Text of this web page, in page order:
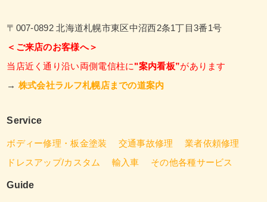
〒007-0892 北海道札幌市東区中沼西2条1丁目3番1号
＜ご来店のお客様へ＞
当店近く通り沿い両側電信柱に"案内看板”があります
→ 株式会社ラルフ札幌店までの道案内
Service
ボディー修理・板金塗装 交通事故修理
業者依頼修理
ドレスアップ/カスタム
輸入車 その他各種サービス
Guide